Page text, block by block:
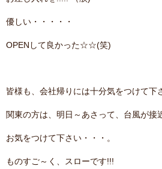
優しい・・・・・
OPENして良かった☆☆(笑)
皆様も、会社帰りには十分気をつけて下
関東の方は、明日～あさって、台風が接
お気をつけて下さい・・・。
ものすご～く、スローです!!!